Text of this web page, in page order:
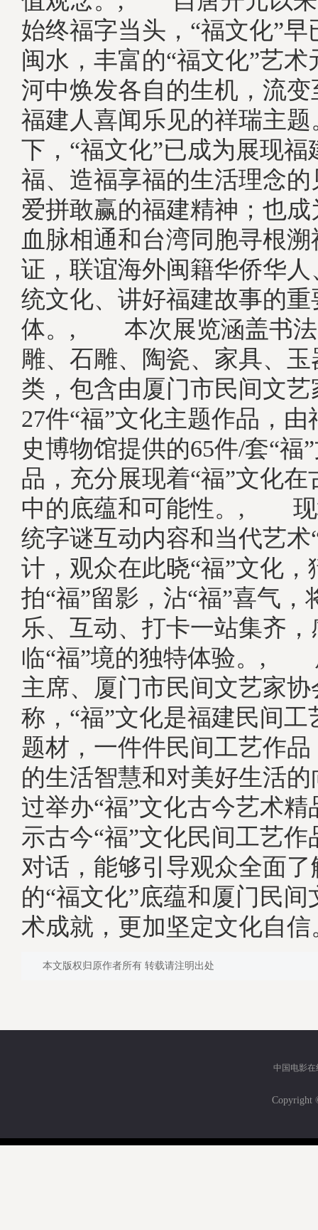
始终福字当头，“福文化”
闽水，丰富的“福文化”艺
河中焕发各自的生机，流
福建人喜闻乐见的祥瑞
下，“福文化”已成为展现福
福、造福享福的生活理念
爱拼敢赢的福建精神；也
血脉相通和台湾同胞寻根
证，联谊海外闽籍华侨华
统文化、讲好福建故事的重
体。, 本次展览涵盖书法
雕、石雕、陶瓷、家具、
类，包含由厦门市民间文
27件“福”文化主题作品，
史博物馆提供的65件/套“福
品，充分展现着“福”文化
中的底蕴和可能性。, 现
统字谜互动内容和当代艺术
计，观众在此晓“福”文化，
拍“福”留影，沾“福”喜气，
乐、互动、打卡一站集齐，
临“福”境的独特体验。,
主席、厦门市民间文艺家
称，“福”文化是福建民间
题材，一件件民间工艺作
的生活智慧和对美好生活
过举办“福”文化古今艺术
示古今“福”文化民间工艺
对话，能够引导观众全面
的“福文化”底蕴和厦门民
术成就，更加坚定文化自信
本文版权归原作者所有 转载请注明出处
中国电影在
Copyright